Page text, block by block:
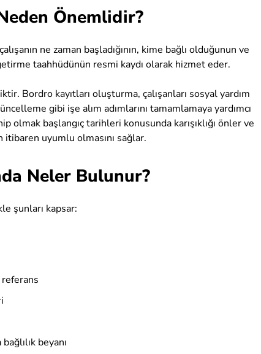
Önemlidir?
ne zaman başladığının, kime bağlı olduğunun ve
taahhüdünün resmi kaydı olarak hizmet eder.
Bordro kayıtları oluşturma, çalışanları sosyal yardım
gibi işe alım adımlarını tamamlamaya yardımcı
olmak başlangıç tarihleri konusunda karışıklığı önler ve
itibaren uyumlu olmasını sağlar.
Neler Bulunur?
şunları kapsar:
beyanı